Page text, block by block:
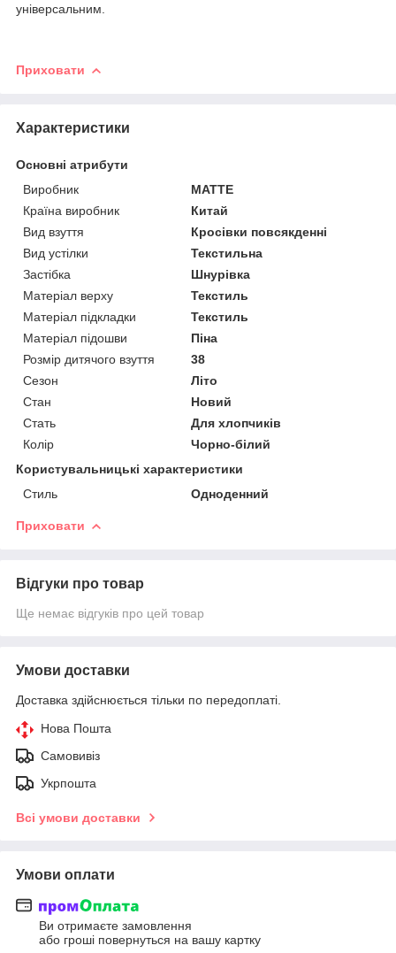
універсальним.
Приховати
Характеристики
Основні атрибути
Виробник
MATTE
Країна виробник
Китай
Вид взуття
Кросівки повсякденні
Вид устілки
Текстильна
Застібка
Шнурівка
Матеріал верху
Текстиль
Матеріал підкладки
Текстиль
Матеріал підошви
Піна
Розмір дитячого взуття
38
Сезон
Літо
Стан
Новий
Стать
Для хлопчиків
Колір
Чорно-білий
Користувальницькі характеристики
Стиль
Одноденний
Приховати
Відгуки про товар
Ще немає відгуків про цей товар
Умови доставки
Доставка здійснюється тільки по передоплаті.
Нова Пошта
Самовивіз
Укрпошта
Всі умови доставки
Умови оплати
Ви отримаєте замовлення
або гроші повернуться на вашу картку